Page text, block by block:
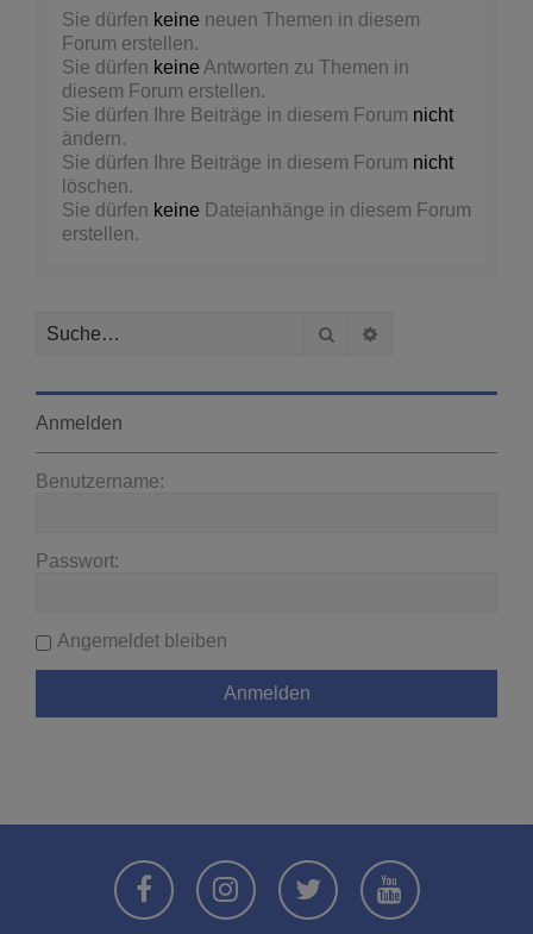
Sie dürfen keine neuen Themen in diesem
Forum erstellen.
Sie dürfen keine Antworten zu Themen in
diesem Forum erstellen.
Sie dürfen Ihre Beiträge in diesem Forum nicht
ändern.
Sie dürfen Ihre Beiträge in diesem Forum nicht
löschen.
Sie dürfen keine Dateianhänge in diesem Forum
erstellen.
Suche
Anmelden
Benutzername:
Passwort:
Angemeldet bleiben